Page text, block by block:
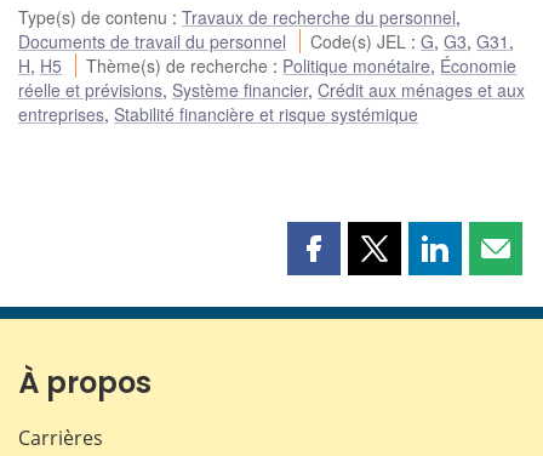
Type(s) de contenu : Travaux de recherche du personnel,
Documents de travail du personnel
Code(s) JEL :G,G3,G31 ,
H, H5 Thème(s) de recherche : Politique monétaire, Économie
réelle et prévisions, Système financier, Crédit aux ménages et aux
entreprises, Stabilité financière et risque systémique
Partager
page
Partager
page
Partager
page page
À propos
Carrières